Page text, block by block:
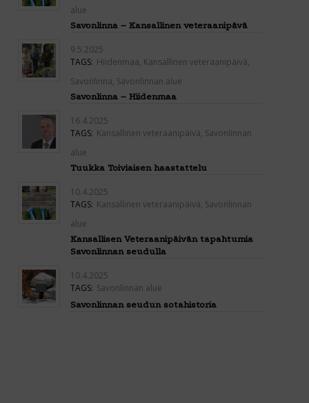
alue
Savonlinna – Kansallinen veteraanipävä
9.5.2025
TAGS: Hiidenmaa, Kansallinen veteraanipäivä,
Savonlinna, Savonlinnan alue
Savonlinna – Hiidenmaa
16.4.2025
TAGS: Kansallinen veteraanipäivä, Savonlinnan
alue
Tuukka Toiviaisen haastattelu
10.4.2025
TAGS: Kansallinen veteraanipäivä, Savonlinnan
alue
Kansallisen Veteraanipäivän tapahtumia
Savonlinnan seudulla
10.4.2025
TAGS: Savonlinnan alue
Savonlinnan seudun sotahistoria